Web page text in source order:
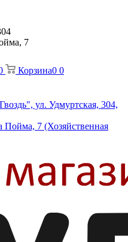
7
Корзина0 0
ул. Удмуртская, 304,
Пойма, 7 (Хозяйственная